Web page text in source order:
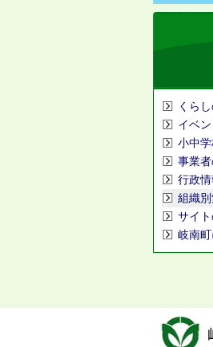
くら
イベン
小中
事業
行政情
組織別
サイ
岐南